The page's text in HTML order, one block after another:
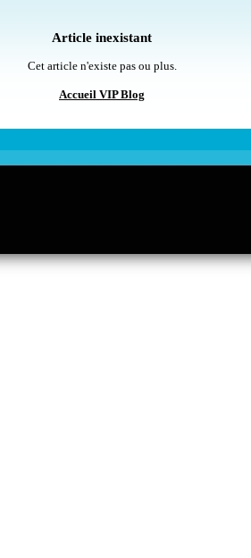
Article inexistant
Cet article n'existe pas ou plus.
Accueil VIP Blog